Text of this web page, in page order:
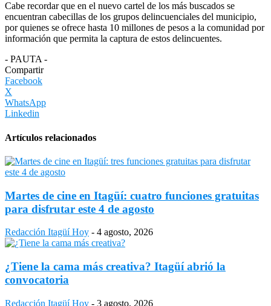
Cabe recordar que en el nuevo cartel de los más buscados se
encuentran cabecillas de los grupos delincuenciales del municipio,
por quienes se ofrece hasta 10 millones de pesos a la comunidad por
información que permita la captura de estos delincuentes.
- PAUTA -
Compartir
Facebook
X
WhatsApp
Linkedin
Artículos relacionados
Martes de cine en Itagüí: cuatro funciones gratuitas
para disfrutar este 4 de agosto
Redacción Itagüí Hoy - 4 agosto, 2026
¿Tiene la cama más creativa? Itagüí abrió la
convocatoria
Redacción Itagüí Hoy - 3 agosto, 2026